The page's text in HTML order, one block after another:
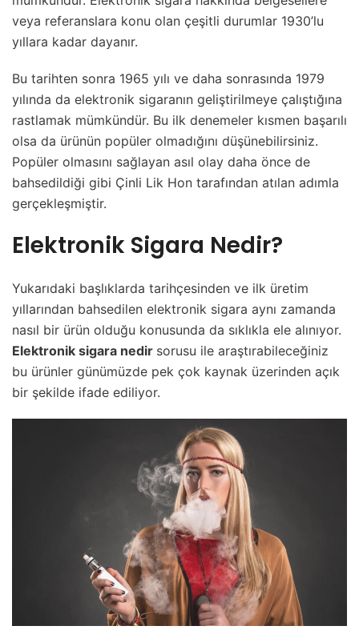
veya referanslara konu olan çeşitli durumlar 1930’lu
yıllara kadar dayanır.
Bu tarihten sonra 1965 yılı ve daha sonrasında 1979
yılında da elektronik sigaranın geliştirilmeye çalıştığına
rastlamak mümkündür. Bu ilk denemeler kısmen başarılı
olsa da ürünün popüler olmadığını düşünebilirsiniz.
Popüler olmasını sağlayan asıl olay daha önce de
bahsedildiği gibi Çinli Lik Hon tarafından atılan adımla
gerçekleşmiştir.
Elektronik Sigara Nedir?
Yukarıdaki başlıklarda tarihçesinden ve ilk üretim
yıllarından bahsedilen elektronik sigara aynı zamanda
nasıl bir ürün olduğu konusunda da sıklıkla ele alınıyor.
Elektronik sigara nedir sorusu ile araştırabileceğiniz
bu ürünler günümüzde pek çok kaynak üzerinden açık
bir şekilde ifade ediliyor.